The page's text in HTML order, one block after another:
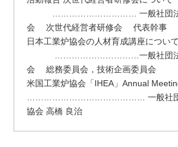
………………………… 一般社団法人
会 次世代経営者研修会 代表幹事
日本工業炉協会の人材育成講座について
…………………………一般社団法人
会 総務委員会，技術企画委員会
米国工業炉協会「IHEA」Annual
…………………………………… 一般社団法
協会 高橋 良治